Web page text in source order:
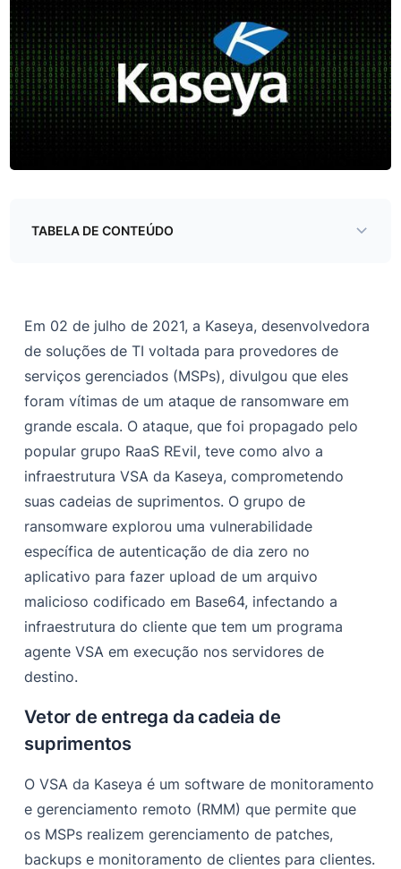
TABELA DE CONTEÚDO
Táticas e técnicas do MITRE ATT&CK
Indicadores de compromisso
Em 02 de julho de 2021, a Kaseya, desenvolvedora
de soluções de TI voltada para provedores de
serviços gerenciados (MSPs), divulgou que eles
foram vítimas de um ataque de ransomware em
grande escala. O ataque, que foi propagado pelo
popular grupo RaaS REvil, teve como alvo a
infraestrutura VSA da Kaseya, comprometendo
suas cadeias de suprimentos. O grupo de
ransomware explorou uma vulnerabilidade
específica de autenticação de dia zero no
aplicativo para fazer upload de um arquivo
malicioso codificado em Base64, infectando a
infraestrutura do cliente que tem um programa
agente VSA em execução nos servidores de
destino.
Vetor de entrega da cadeia de
suprimentos
O VSA da Kaseya é um software de monitoramento
e gerenciamento remoto (RMM) que permite que
os MSPs realizem gerenciamento de patches,
backups e monitoramento de clientes para clientes.